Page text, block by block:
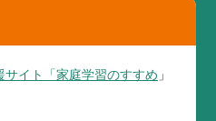
サイト「家庭学習のすすめ 」